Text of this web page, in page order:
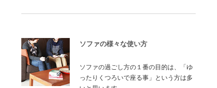
ソファの様々な使い方
ソファの過ごし方の１番の目的は、「ゆ
ったりくつろいで座る事」という方は多